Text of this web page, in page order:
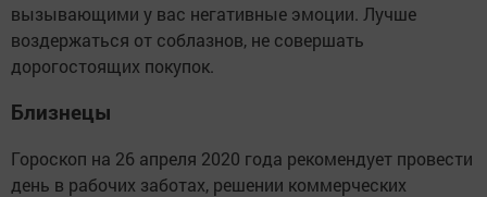
вызывающими у вас негативные эмоции. Лучше
воздержаться от соблазнов, не совершать
дорогостоящих покупок.
Близнецы
Гороскоп на 26 апреля 2020 года рекомендует провести
день в рабочих заботах, решении коммерческих